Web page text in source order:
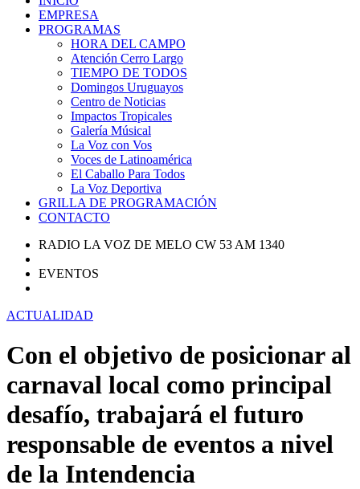
EMPRESA
PROGRAMAS
HORA DEL CAMPO
Atención Cerro Largo
TIEMPO DE TODOS
Domingos Uruguayos
Centro de Noticias
Impactos Tropicales
Galería Músical
La Voz con Vos
Voces de Latinoamérica
El Caballo Para Todos
La Voz Deportiva
GRILLA DE PROGRAMACIÓN
CONTACTO
RADIO LA VOZ DE MELO CW 53 AM 1340
EVENTOS
ACTUALIDAD
Con el objetivo de posicionar al
carnaval local como principal
desafío, trabajará el futuro
responsable de eventos a nivel
de la Intendencia